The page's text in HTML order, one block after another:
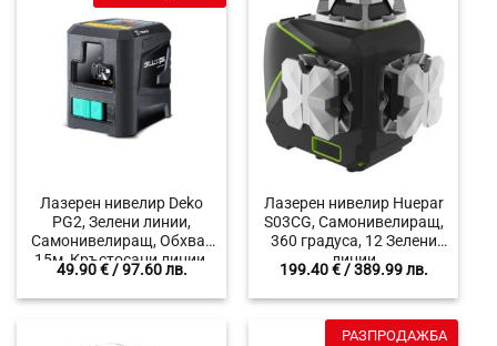
Лазерен нивелир Deko
PG2, Зелени линии,
Самонивелиращ, Обхват
15м, Кръстосани линии,
Дебелина на лъча
1.5мм/5м.
49.90€/ 97.60 лв.
Лазерен нивелир Huepar
S03CG, Самонивелиращ,
360 градуса, 12 Зелени
линии
199.40€/ 389.99 лв.
РАЗПРОДАЖБА